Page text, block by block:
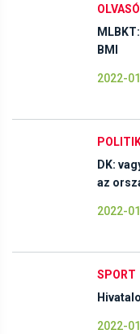
BMI
2022-
DK:
az
2022-
SPORT
2022-